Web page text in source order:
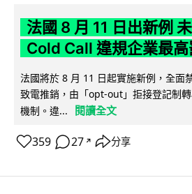
法國 8 月 11 日出新例
Cold Call 違規企業最
法國將於 8 月 11 日起實施新例，全面
致電推銷，由「opt-out」拒接登記制
機制。違...
閱讀全文
359 27 ↗ 分享